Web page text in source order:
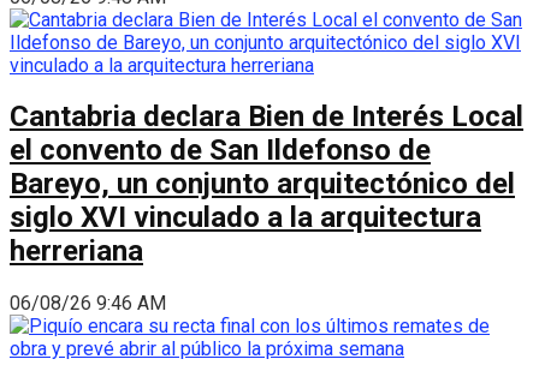
Cantabria declara Bien de Interés Local
el convento de San Ildefonso de
Bareyo, un conjunto arquitectónico del
siglo XVI vinculado a la arquitectura
herreriana
06/08/26 9:46 AM